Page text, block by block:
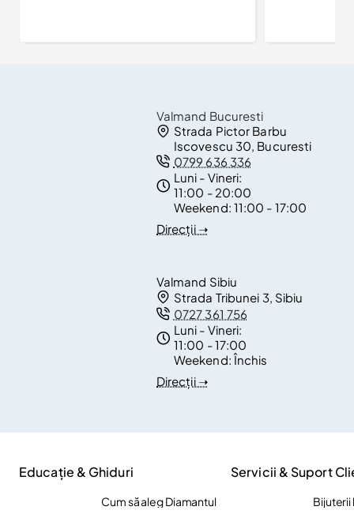
Valmand Bucuresti
Strada Pictor Barbu
Iscovescu 30, Bucuresti
0799 636 336
Luni - Vineri:
11:00 - 20:00
Weekend: 11:00 - 17:00
Direcții ➝
Valmand Sibiu
Strada Tribunei 3, Sibiu
0727 361 756
Luni - Vineri:
11:00 - 17:00
Weekend:Închis
Direcții ➝
Educație & Ghiduri
Cum să aleg Diamantul
Servicii & Suport
Bijuterii